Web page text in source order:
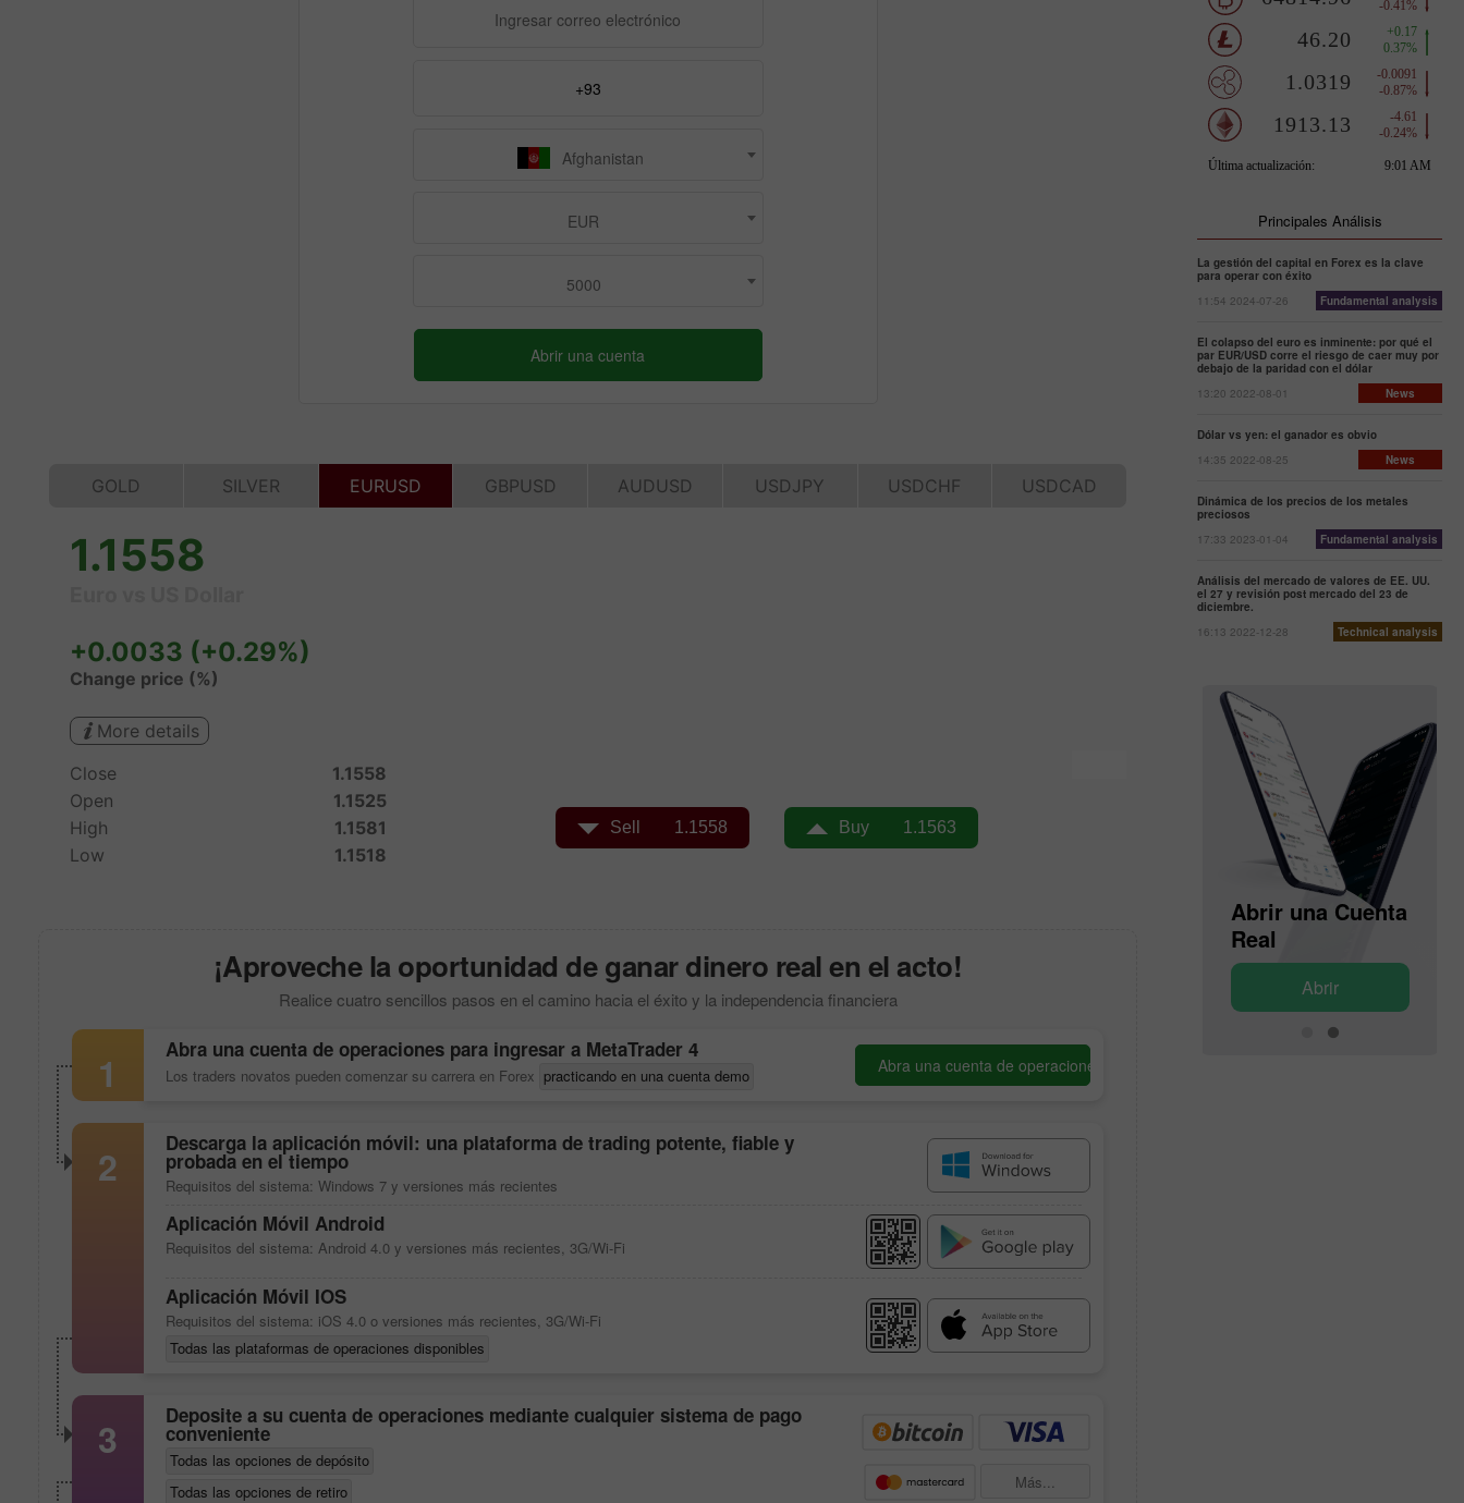
Afghanistan
EUR
5000
Abrir una cuenta
¡Aproveche la oportunidad de ganar dinero real en el acto!
Realice cuatro sencillos pasos en el camino hacia el éxito y la independencia financiera
1 Abra una cuenta de operaciones para ingresar a MetaTrader 4
Los traders novatos pueden comenzar su carrera en Forex practicando en una cuenta demo Abra una cuenta de operaciones
2 Descarga la aplicación móvil: una plataforma de trading potente, fiable y
probada en el tiempo
Requisitos del sistema: Windows 7 y versiones más recientes
Aplicación Móvil Android
Requisitos del sistema: Android 4.0 y versiones más recientes, 3G/Wi-Fi
Aplicación Móvil IOS
Requisitos del sistema: iOS 4.0 o versiones más recientes, 3G/Wi-Fi
Todas las plataformas de operaciones disponibles
3 Deposite a su cuenta de operaciones mediante cualquier sistema de pago
conveniente
Todas las opciones de depósito
Todas las opciones de retiro
Más...
Principales Análisis
La gestión del capital en Forex es la clave
para operar con éxito
11:54 2024-07-26
Fundamental analysis
El colapso del euro es inminente: por qué el
par EUR/USD corre el riesgo de caer muy por
debajo de la paridad con el dólar
13:20 2022-08-01
News
Dólar vs yen: el ganador es obvio
14:35 2022-08-25
News
Dinámica de los precios de los metales
preciosos
17:33 2023-01-04
Fundamental analysis
Análisis del mercado de valores de EE. UU.
el 27 y revisión post mercado del 23 de
diciembre.
16:13 2022-12-28
Technical analysis
Abrir una Cuenta
Real
Abrir